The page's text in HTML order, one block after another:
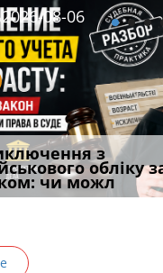
06
на яких не
пер
08-04
за іншою
нов
08-06
з
обліку
чи можл
2026-07-30
Восьмий ААС
підтвердив, що
може скас